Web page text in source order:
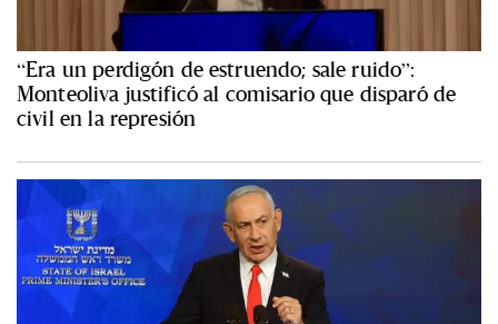
“Era un perdigón de estruendo; sale ruido”:
Monteoliva justificó al comisario que disparó de
civil en la represión